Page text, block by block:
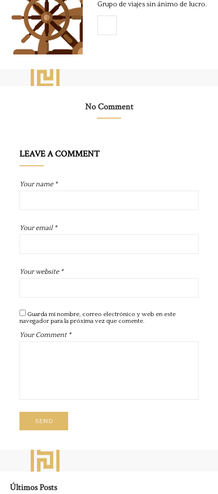
Grupo de viajes sin ánimo de lucro.
No Comment
LEAVE A COMMENT
Your name *
Your email *
Your website *
Guarda mi nombre, correo electrónico y web en este
navegador para la próxima vez que comente.
Your Comment *
Últimos Posts